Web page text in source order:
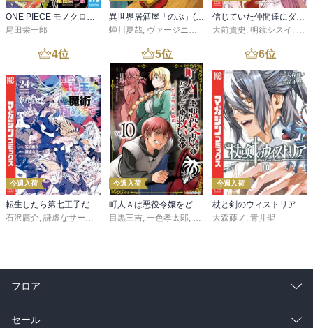
尾田栄一郎
蝉川夏哉 ヴァージニア二等兵 ,転
大前貴史 明鏡シスイ
4位
今週入荷
転生したら第七王子だったので、気ままに魔術を極めます（２４）
石沢庸介, 謙虚なサークル メル。
5位
今週入荷
町人Ａは悪役令嬢をどうしても救いたい ～どぶと空と氷の姫君～１０【電子書店共通特典イラスト付】
目黒三吉, 一色孝太郎, Parum
6位
今週入荷
杖と剣のウィストリア（１６）
大森藤ノ , 青井聖
フロア
総合
セール